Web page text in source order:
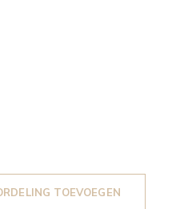
TOEVOEGEN